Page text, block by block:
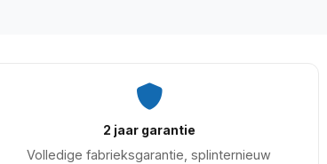
2 jaar garantie
Volledige fabrieksgarantie, splinternieuw